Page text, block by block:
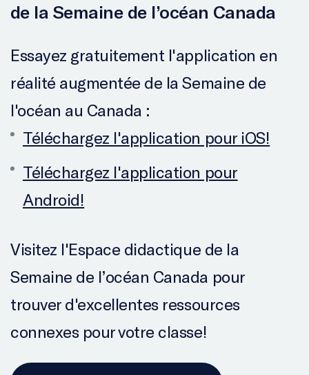
de la Semaine de l’océan Canada
Essayez gratuitement l'application en
réalité augmentée de la Semaine de
l'océan au Canada :
Téléchargez l'application pour iOS!
Téléchargez l'application pour
Android!
Visitez l'Espace didactique de la
Semaine de l’océan Canada pour
trouver d'excellentes ressources
connexes pour votre classe!